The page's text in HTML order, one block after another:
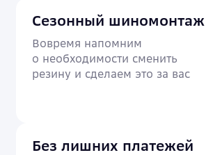
Сезонный шиномонтаж
Вовремя напомним
о необходимости сменить
резину и сделаем это за вас
Без лишних платежей